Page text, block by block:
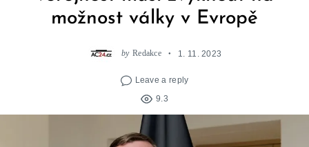
možnost války v Evropě
by Redakce 1. 11. 2023
Leave a reply
9.3